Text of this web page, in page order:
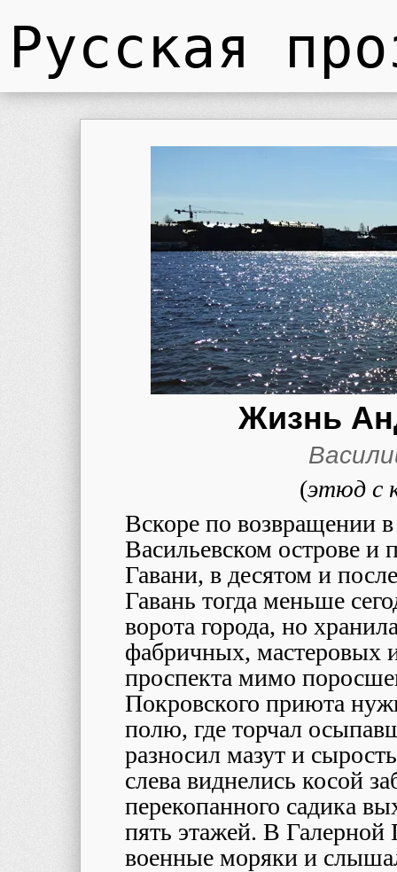
Русская
Жизнь
(этюд с
Вскоре по возвращении
Васильевском острове и
Гавани, в десятом и
Гавань тогда меньше
ворота города, но
фабричных, мастеровых
проспекта мимо
Покровского приюта
полю, где торчал
разносил мазут и
слева виднелись косой
перекопанного садика
пять этажей. В
военные моряки и